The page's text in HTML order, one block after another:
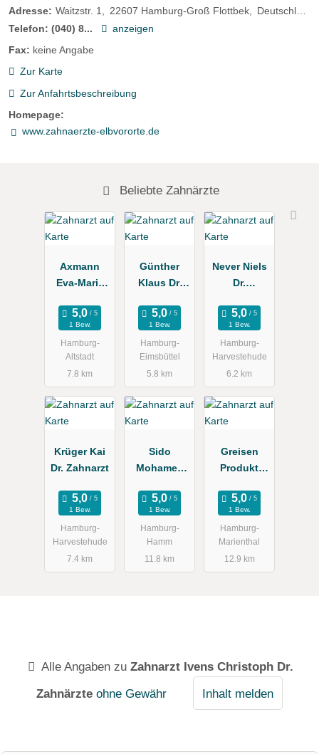
Adresse: Waitzstr. 1 22607 Hamburg-Groß Flottbek
Deutschland
Telefon: (040) 8...
anzeigen
Fax: keine Angabe
Zur Karte
Zur Anfahrtsbeschreibung
Homepage:
www.zahnaerzte-elbvororte.de
Beliebte Zahnärzte
Axmann
Eva-Maria
Zahnärztin
1 Bew.
Hamburg-
Altstadt
7.8 km
Günther
Klaus Dr.
xis
1 Bew.
Hamburg-
Eimsbüttel
5.8 km
Never Niels
Dr.
xis
1 Bew.
Hamburg-
Harvestehude
6.2 km
Krüger Kai
Dr. Zahnarzt
1 Bew.
Hamburg-
Harvestehude
7.4 km
Sido
Mohamed
1 Bew.
Hamburg-
Hamm
11.8 km
Greisen
Produkt
1 Bew.
Hamburg-
Marienthal
12.9 km
Alle Angaben zuZahnarzt Ivens Christoph Dr.
Zahnärzte ohne Gewähr Inhalt melden